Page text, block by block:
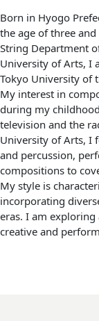
Born in Hyogo
the age of three
String Department
University of Arts, I
Tokyo University of
My interest in
during my
television and the
University of Arts, I
and percussion,
compositions to
My style is
incorporating
eras. I am
creative and